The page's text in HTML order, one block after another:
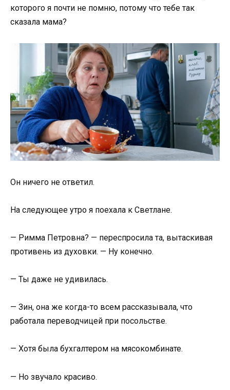
которого я почти не помню, потому что тебе так
сказала мама?
Он ничего не ответил.
На следующее утро я поехала к Светлане.
— Римма Петровна? — переспросила та, вытаскивая
противень из духовки. — Ну конечно.
— Ты даже не удивилась.
— Зин, она же когда-то всем рассказывала, что
работала переводчицей при посольстве.
— Хотя была бухгалтером на мясокомбинате.
— Но звучало красиво.